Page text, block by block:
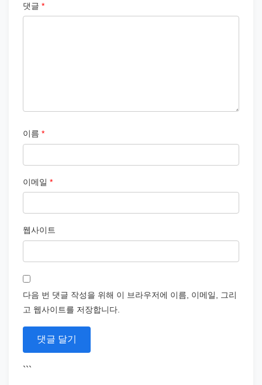
댓글 *
이름 *
이메일 *
웹사이트
다음 번 댓글 작성을 위해 이 브라우저에 이름, 이메일, 그리
고 웹사이트를 저장합니다.
```